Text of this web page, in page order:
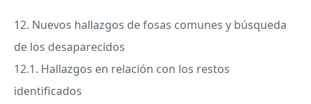
12. Nuevos hallazgos de fosas comunes y búsqueda
de los desaparecidos
12.1. Hallazgos en relación con los restos
identificados